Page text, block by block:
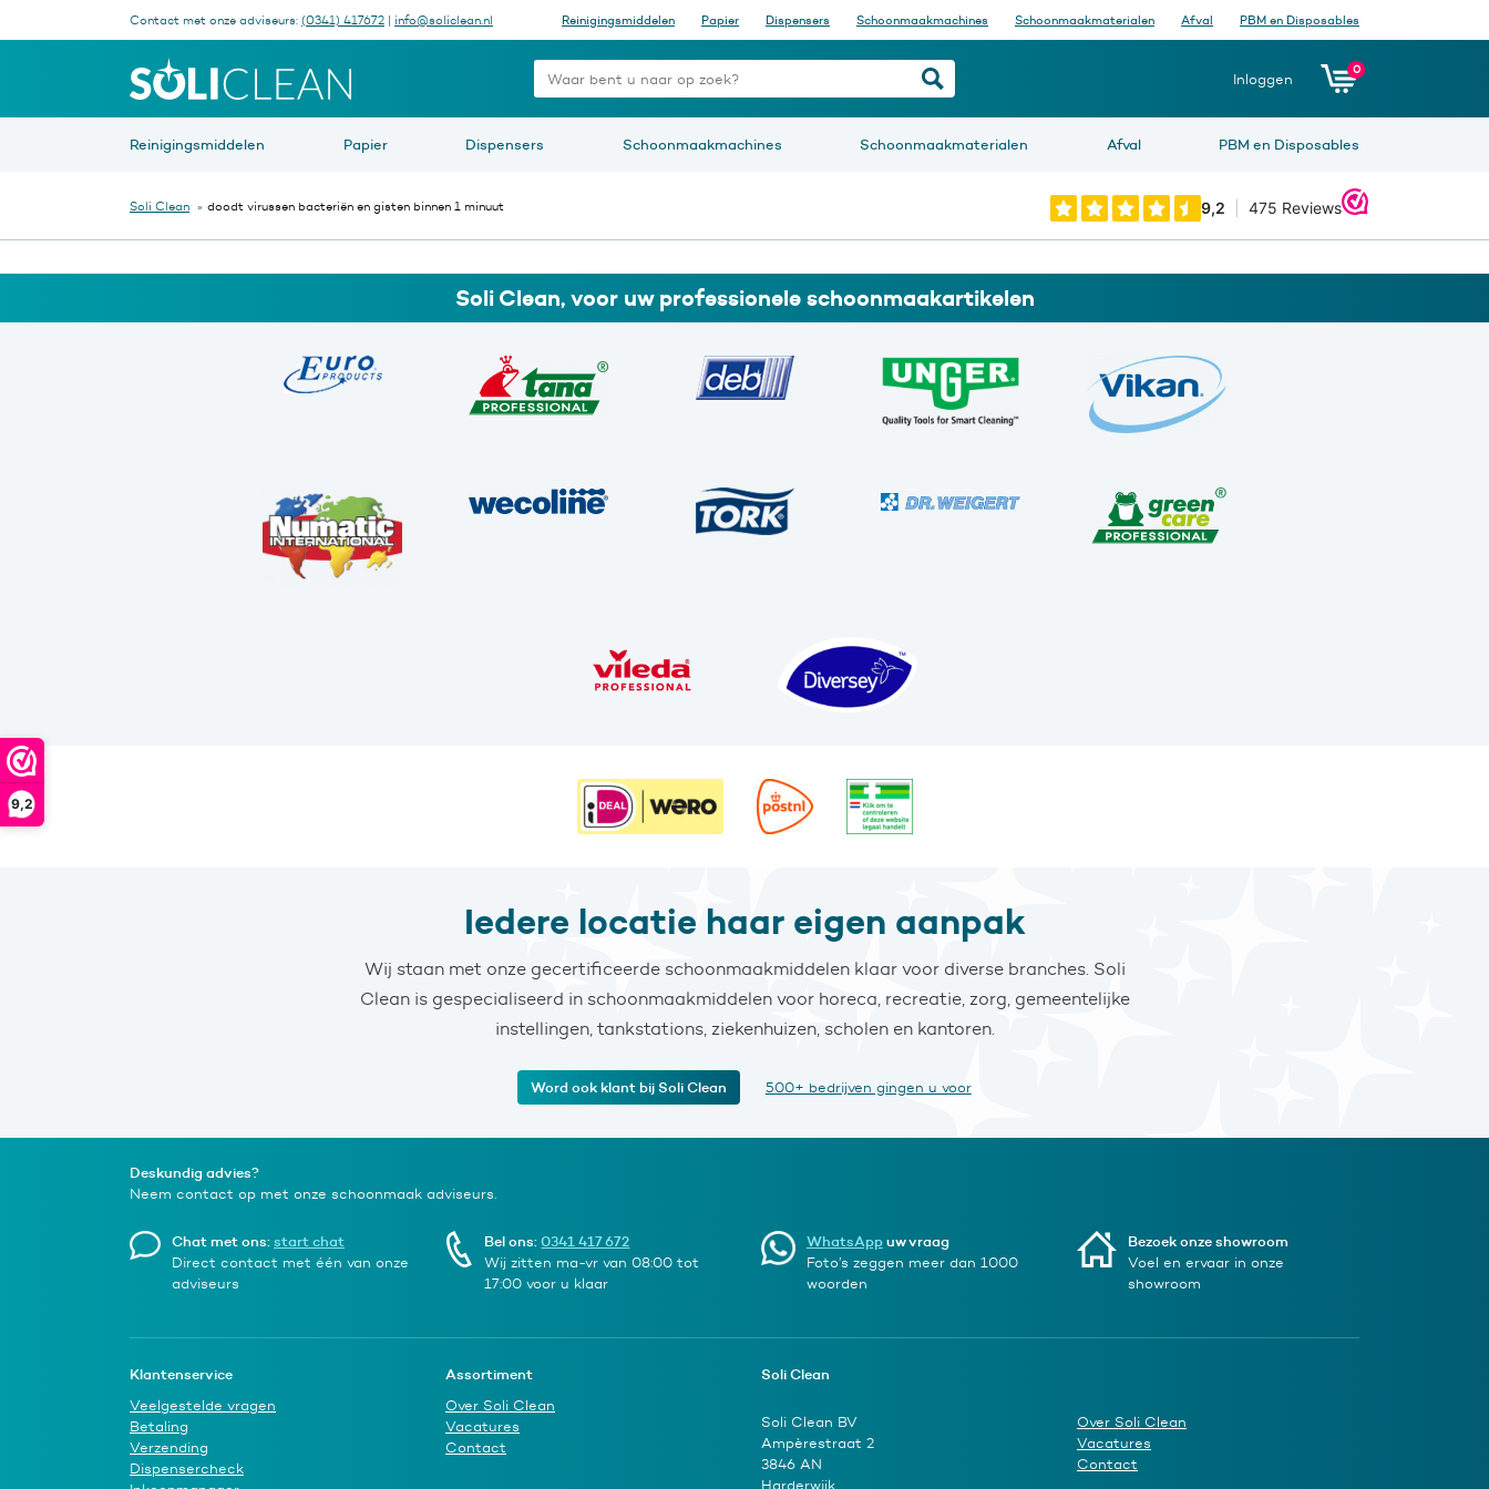
9,2
Contact met onze adviseurs: (0341) 417672 | info@soliclean.nl Reinigingsmiddelen Papier Dispensers Schoonmaakmachines Schoonmaakmaterialen Afval PBM en Disposables
Waar bent u naar op zoek? Inloggen
0
Reinigingsmiddelen Papier Dispensers Schoonmaakmachines Schoonmaakmaterialen Afval PBM en Disposables
Soli Clean » doodt virussen bacteriën en gisten binnen 1 minuut
Soli Clean, voor uw professionele schoonmaakartikelen
Iedere locatie haar eigen aanpak
Wij staan met onze gecertificeerde schoonmaakmiddelen klaar voor diverse branches. Soli
Clean is gespecialiseerd in schoonmaakmiddelen voor horeca, recreatie, zorg, gemeentelijke
instellingen, tankstations, ziekenhuizen, scholen en kantoren.
Word ook klant bij Soli Clean 500+ bedrijven gingen u voor
Deskundig advies?
Neem contact op met onze schoonmaak adviseurs.
Chat met ons:start chat
Direct contact met één van onze
adviseurs
Bel ons:0341 417 672
Wij zitten ma-vr van 08:00 tot
17:00 voor u klaar
WhatsAppuw vraag
Foto’s zeggen meer dan 1000
woorden
Bezoek onze showroom
Voel en ervaar in onze
showroom
Klantenservice
Veelgestelde vragen
Betaling
Verzending
Dispensercheck
Assortiment
Over Soli Clean
Vacatures
Contact
Soli Clean
Soli Clean BV
Ampèrestraat 2
3846 AN
Harderwijk
Over Soli Clean
Vacatures
Contact